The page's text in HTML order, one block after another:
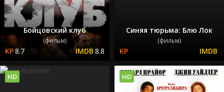
Бойцовский клуб
(фильм)
8.7 8.8
Синяя тюрьма: Блю Лок
(фильм)
HD HD